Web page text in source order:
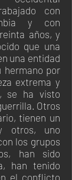
con
y con
años, y
que una
una entidad
hermano por
extrema y
se ha visto
Otros
tienen un
otros, uno
los grupos
han sido
han tenido
el conflicto